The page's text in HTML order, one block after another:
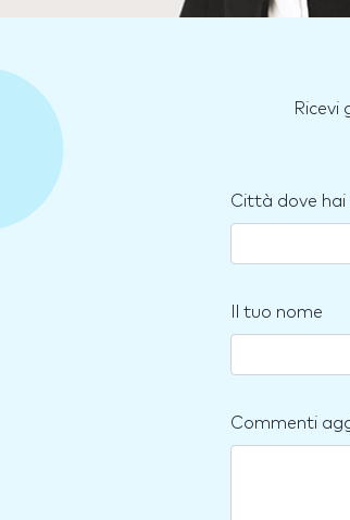
Ricevi
Città dove hai
Il tuo nome
Commenti